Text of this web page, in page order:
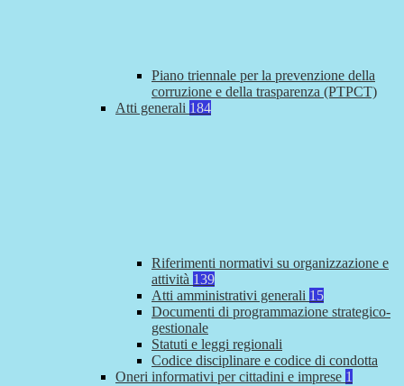
Piano triennale per la prevenzione della
corruzione e della trasparenza (PTPCT)
Atti generali 184
Riferimenti normativi su organizzazione e
attività 139
Atti amministrativi generali 15
Documenti di programmazione strategico-
gestionale
Statuti e leggi regionali
Codice disciplinare e codice di condotta
Oneri informativi per cittadini e imprese 1